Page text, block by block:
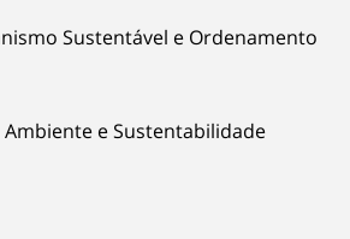
Sustentável e Ordenamento
e Sustentabilidade